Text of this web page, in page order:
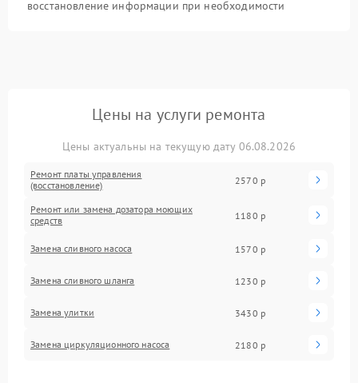
восстановление информации при необходимости
Цены на услуги ремонта
Цены актуальны на текущую дату 06.08.2026
Ремонт платы управления
(восстановление)
2570 р
Ремонт или замена дозатора моющих
средств
1180 р
Замена сливного насоса 1570 р
Замена сливного шланга 1230 р
Замена улитки 3430 р
Замена циркуляционного насоса 2180 р